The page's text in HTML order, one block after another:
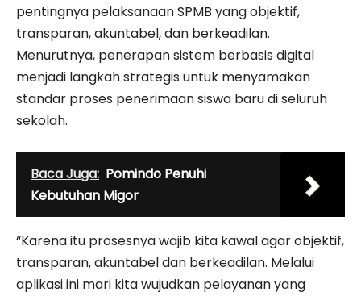
pentingnya pelaksanaan SPMB yang objektif,
transparan, akuntabel, dan berkeadilan.
Menurutnya, penerapan sistem berbasis digital
menjadi langkah strategis untuk menyamakan
standar proses penerimaan siswa baru di seluruh
sekolah.
Baca Juga: Pomindo Penuhi
Kebutuhan Migor
“Karena itu prosesnya wajib kita kawal agar objektif,
transparan, akuntabel dan berkeadilan. Melalui
aplikasi ini mari kita wujudkan pelayanan yang